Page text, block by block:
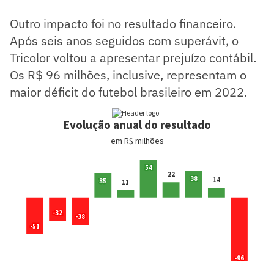
Outro impacto foi no resultado financeiro.
Após seis anos seguidos com superávit, o
Tricolor voltou a apresentar prejuízo contábil.
Os R$ 96 milhões, inclusive, representam o
maior déficit do futebol brasileiro em 2022.